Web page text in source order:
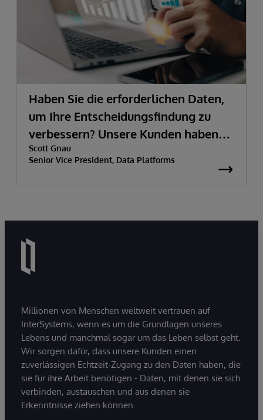
Haben Sie die erforderlichen Daten,
um Ihre Entscheidungsfindung zu
verbessern? Unsere Kunden haben
sie.
Scott Gnau
Senior Vice President, Data Platforms
Millionen von Menschen weltweit vertrauen auf
InterSystems, wenn es um die Grundlagen unseres
Lebens und manchmal sogar um das Leben selbst geht.
Wir sorgen dafür, dass unsere Kunden einen
zuverlässigen Echtzeit-Zugang zu den Daten haben, die
sie für ihre Arbeit benötigen - Daten, mit denen sie sich
verbinden, austauschen und aus denen sie
Erkenntnisse ziehen können.